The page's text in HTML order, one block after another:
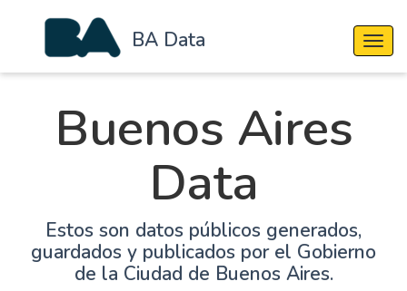
BA Data
Buenos Aires
Data
Estos son datos públicos generados,
guardados y publicados por el Gobierno
de la Ciudad de Buenos Aires.